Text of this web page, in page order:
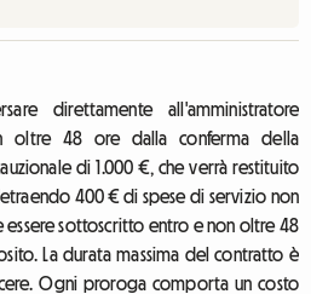
direttamente all'amministratore
oltre 48 ore dalla conferma della
di 1.000 €, che verrà restituito
400 € di spese di servizio non
sottoscritto entro e non oltre 48
La durata massima del contratto è
Ogni proroga comporta un costo